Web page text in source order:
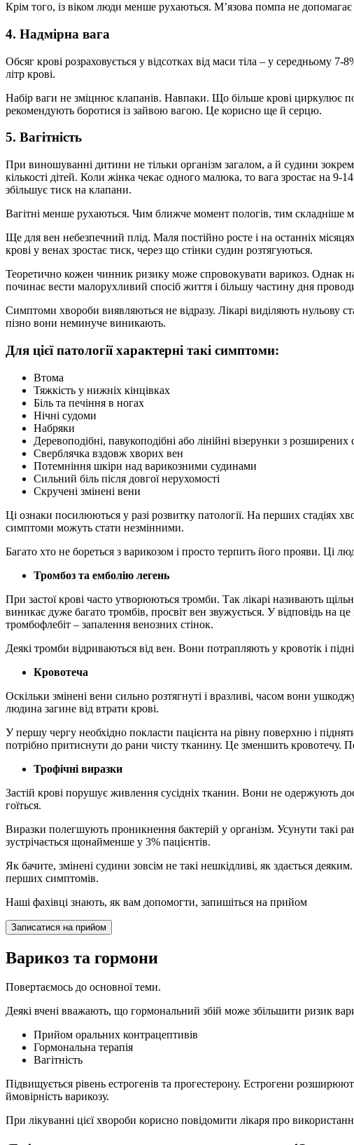
Крім того, із віком люди менше рухаються. М’язова помпа не
4. Надмірна вага
Обсяг крові розраховується у відсотках від маси тіла – у середньому
літр крові.
Набір ваги не зміцнює клапанів. Навпаки. Що більше крові циркулює
рекомендують боротися із зайвою вагою. Це корисно ще й серцю.
5. Вагітність
При виношуванні дитини не тільки організм загалом, а й судини
кількості дітей. Коли жінка чекає одного малюка, то вага зростає на
збільшує тиск на клапани.
Вагітні менше рухаються. Чим ближче момент пологів, тим складніше
Ще для вен небезпечний плід. Маля постійно росте і на останніх
крові у венах зростає тиск, через що стінки судин розтягуються.
Теоретично кожен чинник ризику може спровокувати варикоз. Однак
починає вести малорухливий спосіб життя і більшу частину дня
Симптоми хвороби виявляються не відразу. Лікарі виділяють нульову
пізно вони неминуче виникають.
Для цієї патології характерні такі симптоми:
Втома
Тяжкість у нижніх кінцівках
Біль та печіння в ногах
Нічні судоми
Набряки
Деревоподібні, павукоподібні або лінійні візерунки з розширених
Сверблячка вздовж хворих вен
Потемніння шкіри над варикозними судинами
Сильний біль після довгої нерухомості
Скручені змінені вени
Ці ознаки посилюються у разі розвитку патології. На перших стадіях
симптоми можуть стати незмінними.
Багато хто не бореться з варикозом і просто терпить його прояви. Ці
Тромбоз та емболію легень
При застої крові часто утворюються тромби. Так лікарі називають
виникає дуже багато тромбів, просвіт вен звужується. У відповідь на
тромбофлебіт – запалення венозних стінок.
Деякі тромби відриваються від вен. Вони потрапляють у кровотік і
Кровотеча
Оскільки змінені вени сильно розтягнуті і вразливі, часом вони
людина загине від втрати крові.
У першу чергу необхідно покласти пацієнта на рівну поверхню і
потрібно притиснути до рани чисту тканину. Це зменшить кровотечу.
Трофічні виразки
Застій крові порушує живлення сусідніх тканин. Вони не одержують
гоїться.
Виразки полегшують проникнення бактерій у організм. Усунути такі
зустрічається щонайменше у 3% пацієнтів.
Як бачите, змінені судини зовсім не такі нешкідливі, як здається
перших симптомів.
Наші фахівці знають, як вам допомогти, запишіться на прийом
Записатися на прийом
Варикоз та гормони
Повертаємось до основної теми.
Деякі вчені вважають, що гормональний збій може збільшити ризик
Прийом оральних контрацептивів
Гормональна терапія
Вагітність
Підвищується рівень естрогенів та прогестерону. Естрогени
ймовірність варикозу.
При лікуванні цієї хвороби корисно повідомити лікаря про